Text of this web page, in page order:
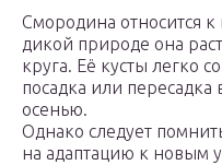
Смородина относится
дикой природе она
круга. Её кусты легко
посадка или
осенью.
Однако следует
на адаптацию к новым